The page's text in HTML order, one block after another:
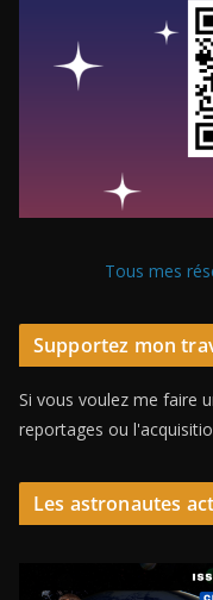
Tous mes
Supportez mon
Si vous voulez me faire
reportages ou
Les astronautes